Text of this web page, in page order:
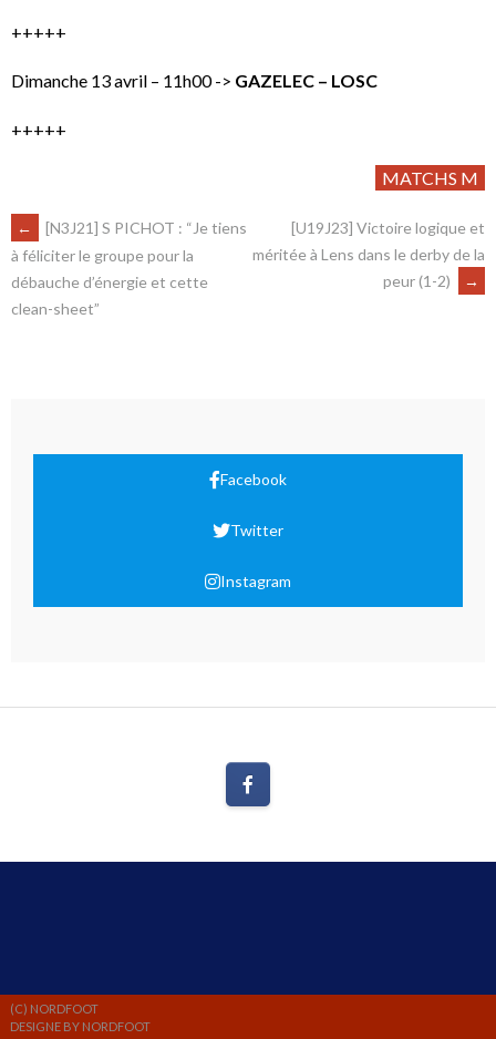
+++++
Dimanche 13 avril – 11h00 -> GAZELEC – LOSC
+++++
MATCHS M
←
[N3J21] S PICHOT : “Je tiens
à féliciter le groupe pour la
débauche d’énergie et cette
clean-sheet”
[U19J23] Victoire logique et
méritée à Lens dans le derby de la
peur (1-2)
→
Facebook
Twitter
Instagram
(C) NORDFOOT
DESIGNE BY NORDFOOT